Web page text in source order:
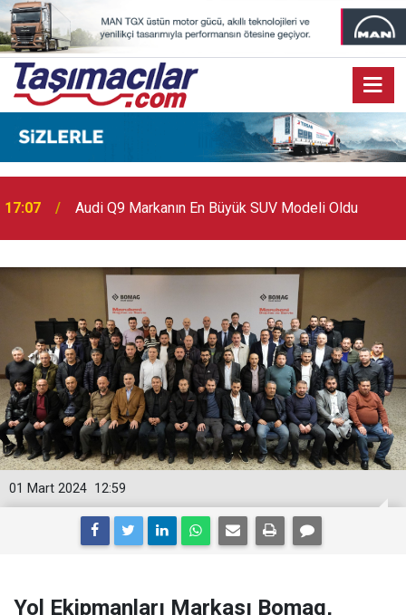
17:03 Toyota Otomotiv Sanayi Türkiye Üretime Ara Veriyor
12:59
01 Mart 2024
Yol Ekipmanları Markası Bomag,